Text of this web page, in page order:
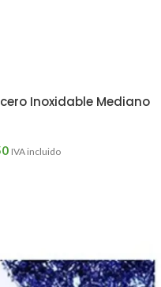
Inoxidable Mediano
IVA incluido